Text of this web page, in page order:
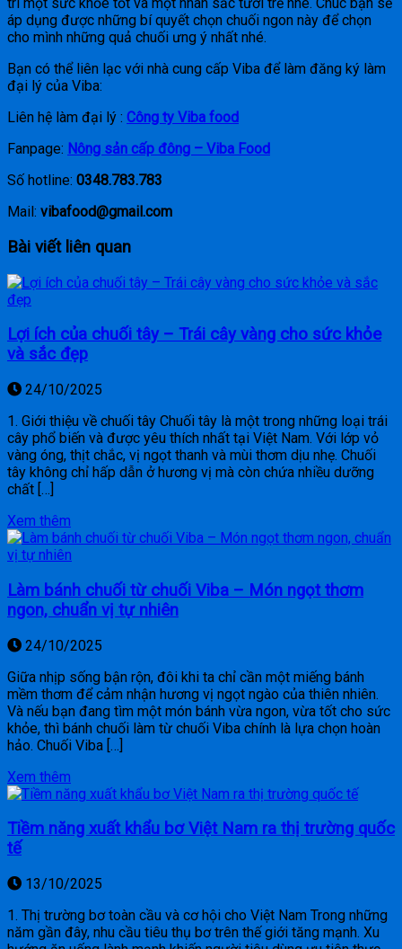
trì một sức khỏe tốt và một nhan sắc tươi trẻ nhé. Chúc bạn sẽ
áp dụng được những bí quyết chọn chuối ngon này để chọn
cho mình những quả chuối ưng ý nhất nhé.
Bạn có thể liên lạc với nhà cung cấp Viba để làm đăng ký làm
đại lý của Viba:
Liên hệ làm đại lý : Công ty Viba food
Fanpage: Nông sản cấp đông – Viba Food
Số hotline: 0348.783.783
Mail: vibafood@gmail.com
Bài viết liên quan
Lợi ích của chuối tây – Trái cây vàng cho sức khỏe
và sắc đẹp
24/10/2025
1. Giới thiệu về chuối tây Chuối tây là một trong những loại trái
cây phổ biến và được yêu thích nhất tại Việt Nam. Với lớp vỏ
vàng óng, thịt chắc, vị ngọt thanh và mùi thơm dịu nhẹ. Chuối
tây không chỉ hấp dẫn ở hương vị mà còn chứa nhiều dưỡng
chất […]
Xem thêm
Làm bánh chuối từ chuối Viba – Món ngọt thơm
ngon, chuẩn vị tự nhiên
24/10/2025
Giữa nhịp sống bận rộn, đôi khi ta chỉ cần một miếng bánh
mềm thơm để cảm nhận hương vị ngọt ngào của thiên nhiên.
Và nếu bạn đang tìm một món bánh vừa ngon, vừa tốt cho sức
khỏe, thì bánh chuối làm từ chuối Viba chính là lựa chọn hoàn
hảo. Chuối Viba […]
Xem thêm
Tiềm năng xuất khẩu bơ Việt Nam ra thị trường quốc
tế
13/10/2025
1. Thị trường bơ toàn cầu và cơ hội cho Việt Nam Trong những
năm gần đây, nhu cầu tiêu thụ bơ trên thế giới tăng mạnh. Xu